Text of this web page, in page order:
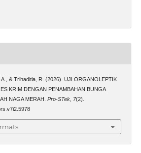
& Trihaditia, R. (2026). UJI ORGANOLEPTIK
KRIM DENGAN PENAMBAHAN BUNGA
NAGA MERAH. Pro-STek, 7(2).